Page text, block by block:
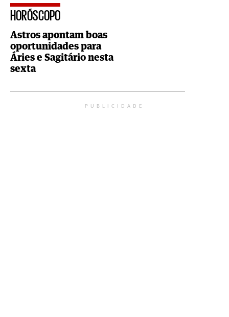
HORÓSCOPO
Astros apontam boas
oportunidades para
Áries e Sagitário nesta
sexta
PUBLICIDADE